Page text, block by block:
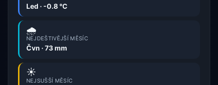
Led · -0.8 °C
🌧️
NEJDEŠTIVĚJŠÍ MĚSÍC
Čvn · 73 mm
☀️
NEJSUŠŠÍ MĚSÍC